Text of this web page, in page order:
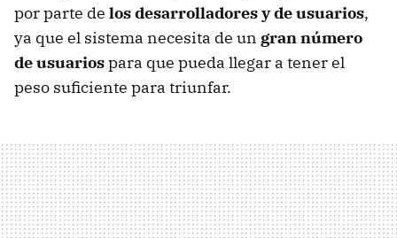
por parte de los desarrolladores y de usuarios,
ya que el sistema necesita de un gran número
de usuariospara que pueda llegar a tener el
peso suficiente para triunfar.